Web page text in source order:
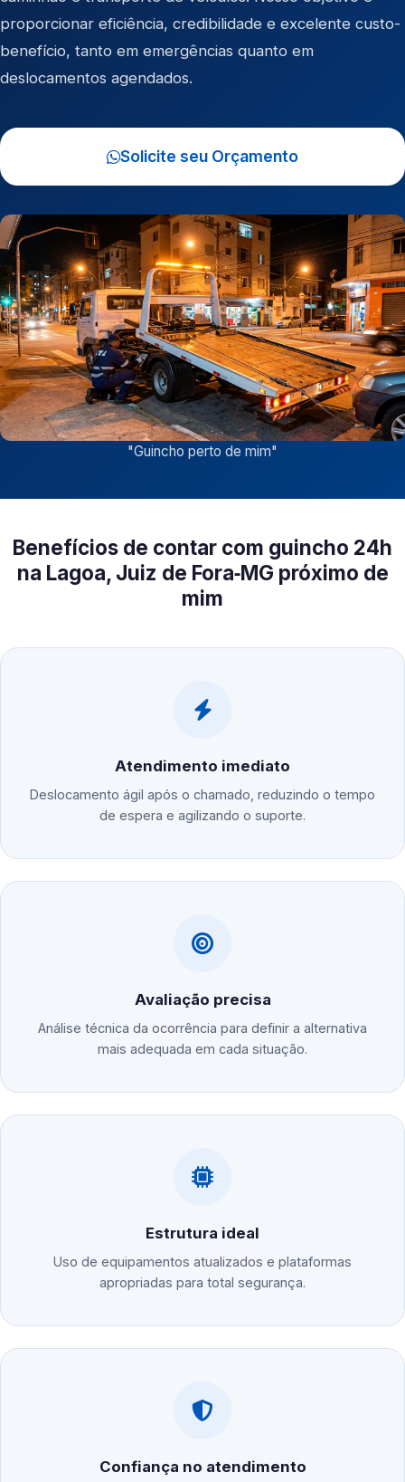
proporcionar eficiência, credibilidade e excelente custo-
benefício, tanto em emergências quanto em
deslocamentos agendados.
Solicite seu Orçamento
"Guincho perto de mim"
Benefícios de contar com guincho 24h
na Lagoa, Juiz de Fora‑MG próximo de
mim
Atendimento imediato
Deslocamento ágil após o chamado, reduzindo o tempo
de espera e agilizando o suporte.
Avaliação precisa
Análise técnica da ocorrência para definir a alternativa
mais adequada em cada situação.
Estrutura ideal
Uso de equipamentos atualizados e plataformas
apropriadas para total segurança.
Confiança no atendimento